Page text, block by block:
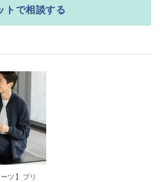
トで相談する
ツ】プリ